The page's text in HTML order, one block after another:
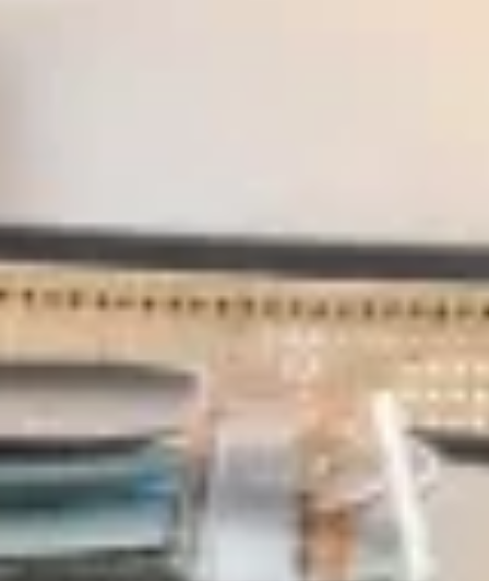
Village-Neuf - Appartements neufs résidence Allure